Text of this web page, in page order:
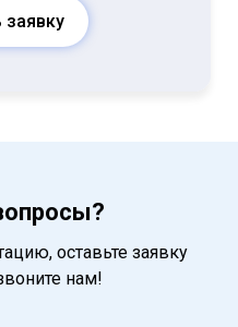
заявку
оставьте заявку
нам!